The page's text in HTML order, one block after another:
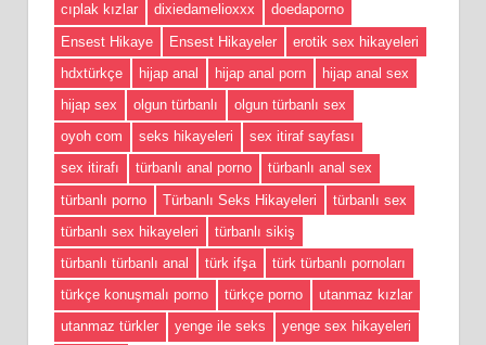
cıplak kızlar
dixiedamelioxxx
doedaporno
Ensest Hikaye
Ensest Hikayeler
erotik sex hikayeleri
hdxtürkçe
hijap anal hijap anal porn
hijap anal sex
hijap sex
olgun türbanlı
olgun türbanlı sex
oyoh com
seks hikayeleri
sex itiraf sayfası
sex itirafı
türbanlı anal porno
türbanlı anal sex
türbanlı porno
Türbanlı Seks Hikayeleri
türbanlı sex
türbanlı sex hikayeleri
türbanlı sikiş
türbanlı türbanlı anal
türk ifşa
türk türbanlı pornoları
türkçe konuşmalı porno
türkçe porno
utanmaz kızlar
utanmaz türkler
yenge ile seks yenge sex hikayeleri